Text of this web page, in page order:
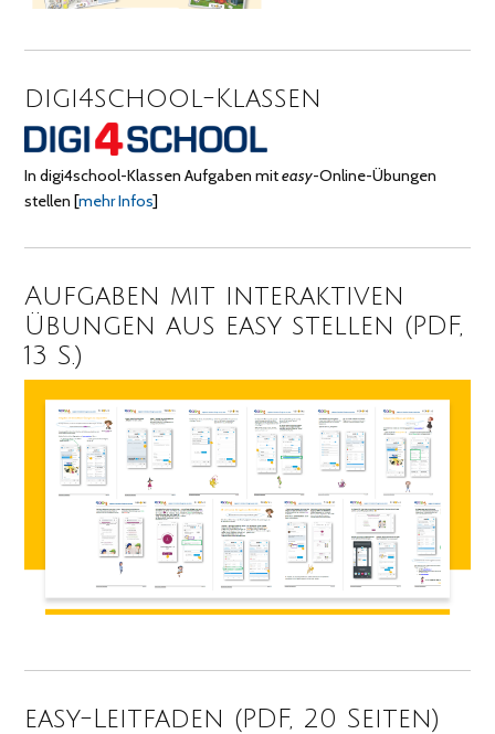
digi4school-Klassen
In digi4school-Klassen Aufgaben miteasy-Online-Übungen
stellen[mehr Infos]
Aufgaben mit interaktiven
Übungen aus easy stellen (PDF,
13 S.)
easy-Leitfaden (PDF, 20 Seiten)